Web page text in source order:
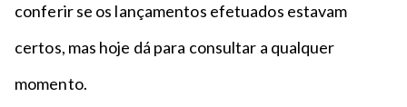
conferir se os lançamentos efetuados estavam
certos, mas hoje dá para consultar a qualquer
momento.